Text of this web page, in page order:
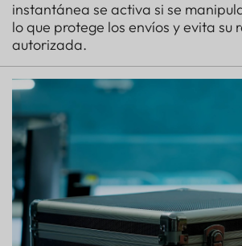
instantánea se activa si se
lo que protege los envíos y evita su
autorizada.